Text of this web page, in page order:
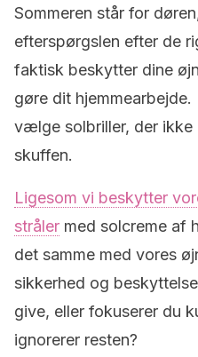
Sommeren står for
efterspørgslen efter de
faktisk beskytter dine
gøre dit
vælge solbriller, der ikke
skuffen.
Ligesom vi beskytter
stråler med solcreme af
det samme med vores
sikkerhed og
give, eller fokuserer du
ignorerer resten?